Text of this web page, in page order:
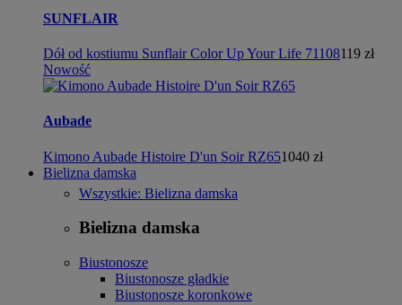
SUNFLAIR
Dół od kostiumu Sunflair Color Up Your Life 71108119 zł
Nowość
Aubade
Kimono Aubade Histoire D'un Soir RZ651040 zł
Bielizna damska
Wszystkie: Bielizna damska
Bielizna damska
Biustonosze
Biustonosze gładkie
Biustonosze koronkowe